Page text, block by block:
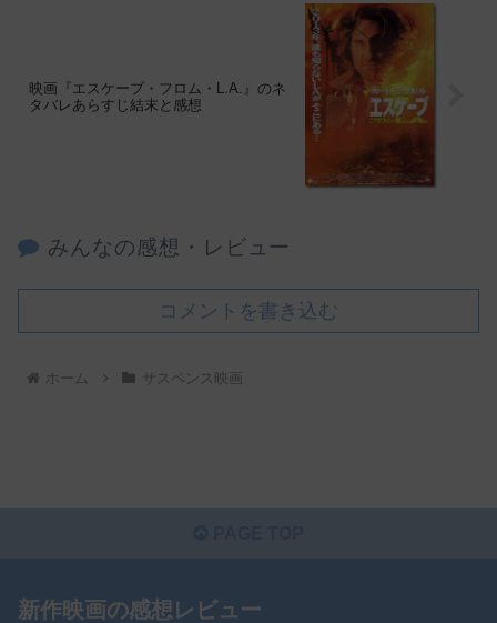
映画『エスケープ・フロム・L.A.』のネ
タバレあらすじ結末と感想
みんなの感想・レビュー
コメントを書き込む
ホーム サスペンス映画
新作映画の感想レビュー